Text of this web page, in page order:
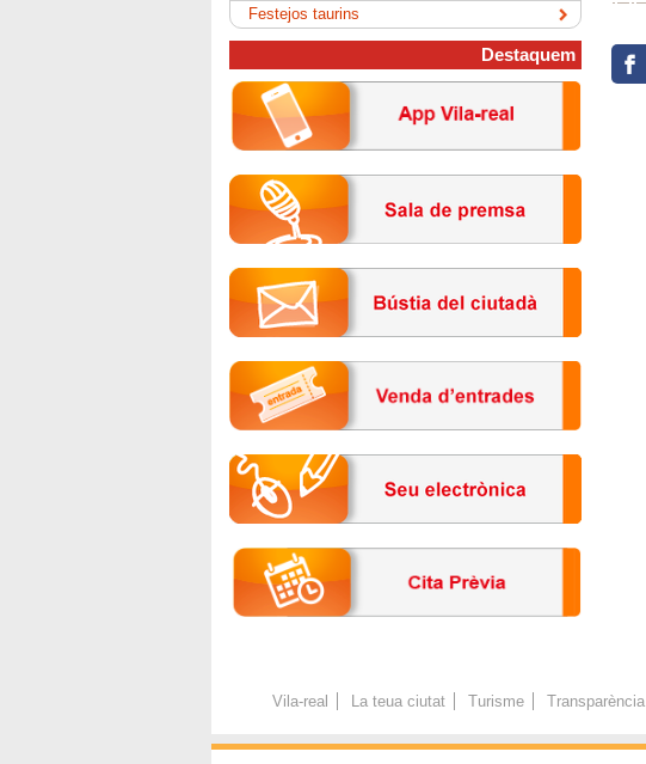
Festejos taurins
Destaquem
Vila-real La teua ciutat Turisme Transparència